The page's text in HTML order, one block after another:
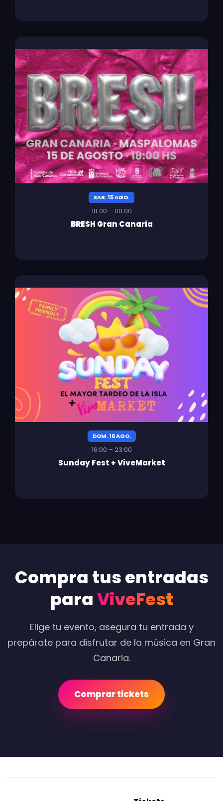
SAB. 15 AGO.
18:00 – 00:00
BRESH Gran Canaria
DOM. 16 AGO.
16:00 – 23:00
Sunday Fest + ViveMarket
Compra tus entradas
paraViveFest
Elige tu evento, asegura tu entrada y
prepárate para disfrutar de la música en Gran
Canaria.
Comprar tickets